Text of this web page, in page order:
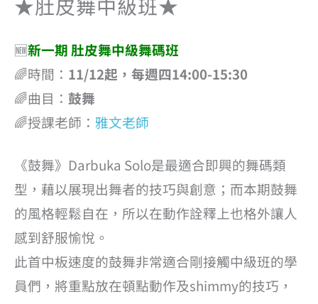
🆕新一期 肚皮舞中級舞碼班
🌈時間： 11/12起，每週四14:00-15:30
🌈曲目： 鼓舞
🌈授課老師： 雅文老師
《鼓舞》Darbuka Solo是最適合即興的舞碼類
型，藉以展現出舞者的技巧與創意；而本期鼓舞
的風格輕鬆自在，所以在動作詮釋上也格外讓人
感到舒服愉悅。
此首中板速度的鼓舞非常適合剛接觸中級班的學
員們，將重點放在頓點動作及shimmy的技巧，